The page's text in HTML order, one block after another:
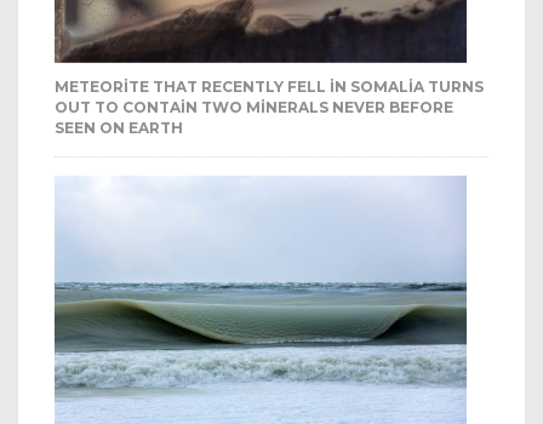
METEORITE THAT RECENTLY FELL IN SOMALIA TURNS
OUT TO CONTAIN TWO MINERALS NEVER BEFORE
SEEN ON EARTH